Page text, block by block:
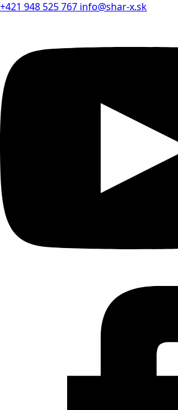
+421 948 525 767 info@shar-x.sk